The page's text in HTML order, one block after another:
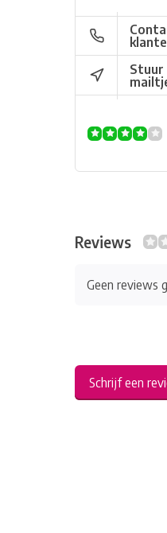
Stuur
Reviews
Geen reviews
Schrijf een